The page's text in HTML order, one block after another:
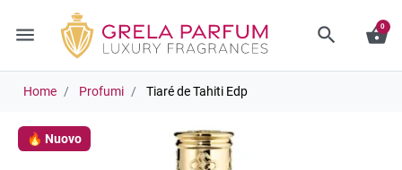
menu search shopping_basket
0
Home Profumi Tiaré de Tahiti Edp
🔥 Nuovo